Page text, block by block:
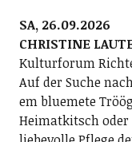
SA, 26.09.2026
CHRISTINE
Kulturforum
Auf der Suche
em bluemete
Heimatkitsch